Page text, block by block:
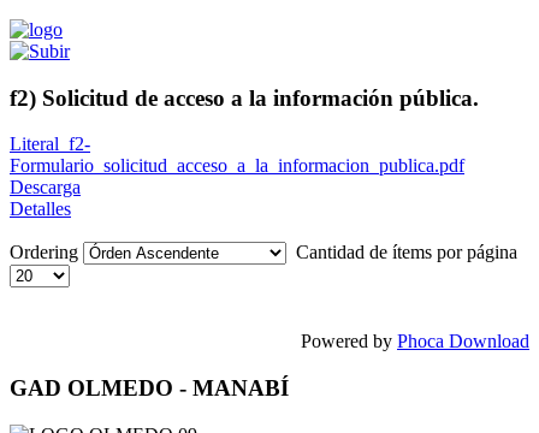
f2) Solicitud de acceso a la información pública.
Literal_f2-
Formulario_solicitud_acceso_a_la_informacion_publica.pdf
Descarga
Detalles
Ordering Cantidad de ítems por página
Powered by Phoca Download
GAD OLMEDO - MANABÍ